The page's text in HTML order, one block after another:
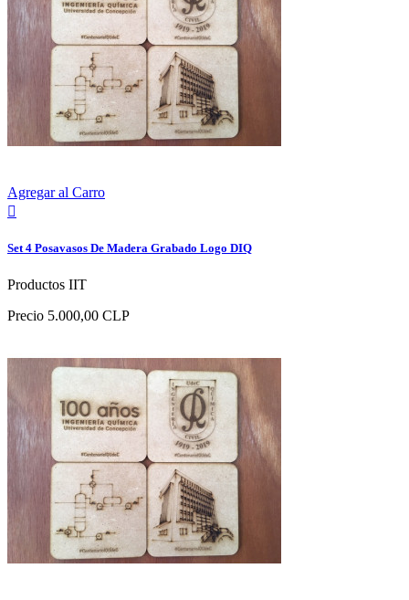
Agregar al Carro

Set 4 Posavasos De Madera Grabado Logo DIQ
Productos IIT
Precio 5.000,00 CLP